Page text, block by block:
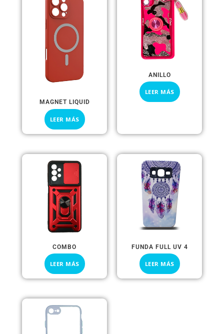
MAGNET LIQUID
LEER MÁS
ANILLO
LEER MÁS
COMBO
LEER MÁS
FUNDA FULL UV 4
LEER MÁS